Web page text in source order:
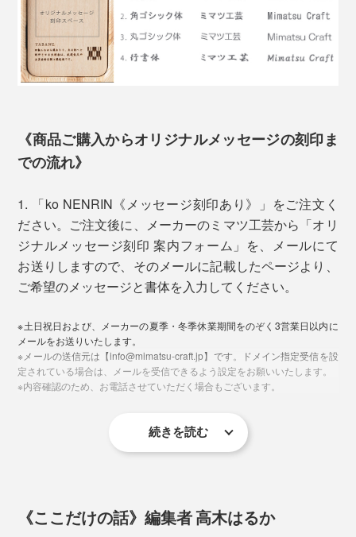
「ko NENRIN」の模様は、古来から縁起がいいとされ
る「吉祥文様」。「波紋」と「縞」の2種類です。
贈る相手を想って、模様にこめられた願いから選べま
す。
「波」がモチーフ。「いつまでも穏やかな暮しが続くよ
うに」という願いが込められた、古来からの吉祥文様
ミマツ工芸の2代目社長、實松英樹（さねまつ・ひでき）さん
「家具のパーツは売れていたけれど、私たちは、タンス
やテーブルを買ったお客さんの顔を知りません。
をつくっているかを知りません。それがずっと普通でし
た。
でも、やっぱり、自分たちの仕事を、まわりに知っても
らいたいし、買ってくれた人の顔や声を知りたい」
その思いから、自社でのものづくりをスタート。1998
《商品ご購入からオリジナルメッセージの刻印ま
での流れ》
1. 「ko NENRIN《メッセージ刻印あり》」をご注文く
ださい。ご注文後に、メーカーのミマツ工芸から「オリ
ジナルメッセージ刻印 案内フォーム」を、メールにて
お送りしますので、そのメールに記載したページより、
ご希望のメッセージと書体を入力してください。
※土日祝日および、メーカーの夏季・冬季休業期間をのぞく3営業日以内に
メールをお送りいたします。
※メールの送信元は【info@mimatsu-craft.jp】です。ドメイン指定受信を設
定されている場合は、メールを受信できるよう設定をお願いいたします。
※内容確認のため、お電話させていただく場合もございます。
い。文字・レイアウトは修正も可能です。ただ、レイア
ウト確定後はキャンセル・変更はできません。
続きを読む
《ここだけの話》編集者 高木はるか